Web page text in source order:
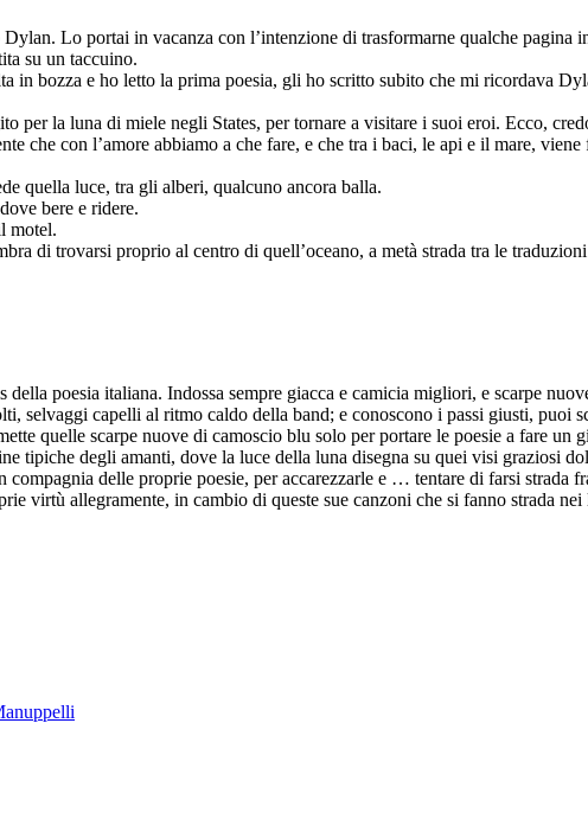
Lo portai in vacanza con l’intenzione di trasformarne qualche
su un taccuino.
in bozza e ho letto la prima poesia, gli ho scritto subito che mi ricordava
per la luna di miele negli States, per tornare a visitare i suoi eroi. Ecco,
che con l’amore abbiamo a che fare, e che tra i baci, le api e il mare,
quella luce, tra gli alberi, qualcuno ancora balla.
bere e ridere.
motel.
di trovarsi proprio al centro di quell’oceano, a metà strada tra le
poesia italiana. Indossa sempre giacca e camicia migliori, e scarpe
selvaggi capelli al ritmo caldo della band; e conoscono i passi giusti, puoi
quelle scarpe nuove di camoscio blu solo per portare le poesie a fare un
tipiche degli amanti, dove la luce della luna disegna su quei visi graziosi
compagnia delle proprie poesie, per accarezzarle e … tentare di farsi
virtù allegramente, in cambio di queste sue canzoni che si fanno strada